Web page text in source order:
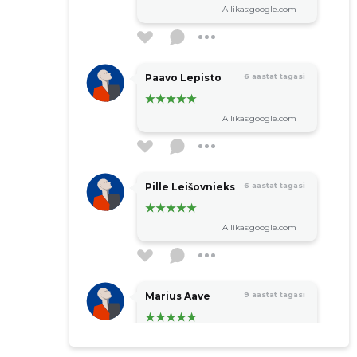
Allikas:google.com
Paavo Lepisto 6 aastat tagasi
Allikas:google.com
Pille Leišovnieks 6 aastat tagasi
Allikas:google.com
Marius Aave 9 aastat tagasi